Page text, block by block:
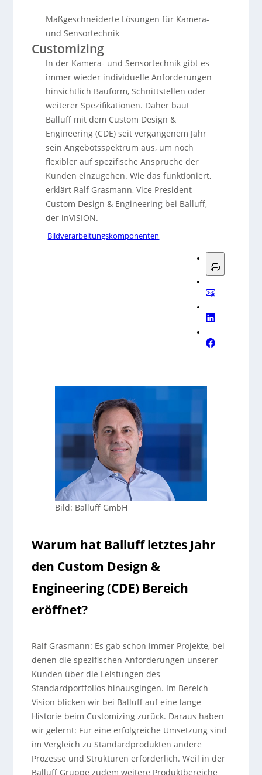
Maßgeschneiderte Lösungen für Kamera-
und Sensortechnik
Customizing
In der Kamera- und Sensortechnik gibt es
immer wieder individuelle Anforderungen
hinsichtlich Bauform, Schnittstellen oder
weiterer Spezifikationen. Daher baut
Balluff mit dem Custom Design &
Engineering (CDE) seit vergangenem Jahr
sein Angebotsspektrum aus, um noch
flexibler auf spezifische Ansprüche der
Kunden einzugehen. Wie das funktioniert,
erklärt Ralf Grasmann, Vice President
Custom Design & Engineering bei Balluff,
der inVISION.
Bildverarbeitungskomponenten
Bild: Balluff GmbH
Warum hat Balluff letztes Jahr
den Custom Design &
Engineering (CDE) Bereich
eröffnet?
Ralf Grasmann: Es gab schon immer Projekte, bei
denen die spezifischen Anforderungen unserer
Kunden über die Leistungen des
Standardportfolios hinausgingen. Im Bereich
Vision blicken wir bei Balluff auf eine lange
Historie beim Customizing zurück. Daraus haben
wir gelernt: Für eine erfolgreiche Umsetzung sind
im Vergleich zu Standardprodukten andere
Prozesse und Strukturen erforderlich. Weil in der
Balluff Gruppe zudem weitere Produktbereiche